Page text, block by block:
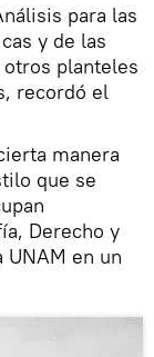
para las
y de las
planteles
recordó el
manera
que se
Derecho y
en un